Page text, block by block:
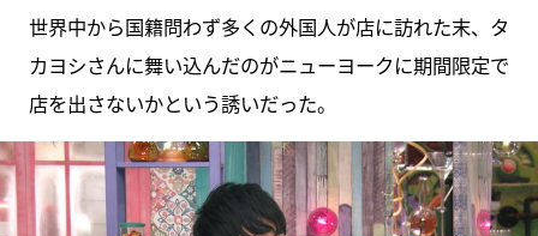
世界中から国籍問わず多くの外国人が店に訪れた末、タ
カヨシさんに舞い込んだのがニューヨークに期間限定で
店を出さないかという誘いだった。